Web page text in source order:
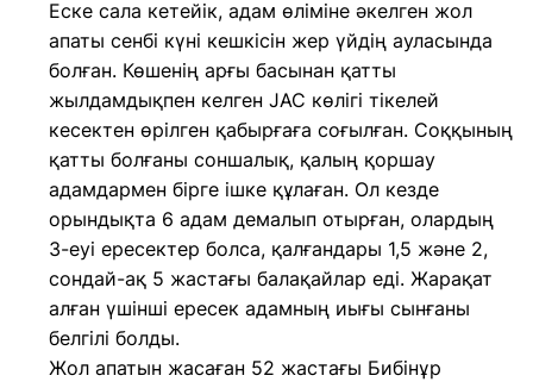
Еске сала кетейік, адам өліміне әкелген жол
апаты сенбі күні кешкісін жер үйдің ауласында
болған. Көшенің арғы басынан қатты
жылдамдықпен келген JAC көлігі тікелей
кесектен өрілген қабырғаға соғылған. Соққының
қатты болғаны соншалық, қалың қоршау
адамдармен бірге ішке құлаған. Ол кезде
орындықта 6 адам демалып отырған, олардың
3-еуі ересектер болса, қалғандары 1,5 және 2,
сондай-ақ 5 жастағы балақайлар еді. Жарақат
алған үшінші ересек адамның иығы сынғаны
белгілі болды.
Жол апатын жасаған 52 жастағы Бибінұр